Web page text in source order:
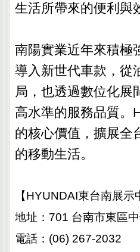
生活所帶來的便利與
南陽實業近年來積極
導入新世代車款，從
局，也透過數位化展
高水準的服務品質。
的核心價值，擴展全
的移動生活。
【HYUNDAI東台南展示
地址： 701 台南市東區
電話： (06) 267-2032